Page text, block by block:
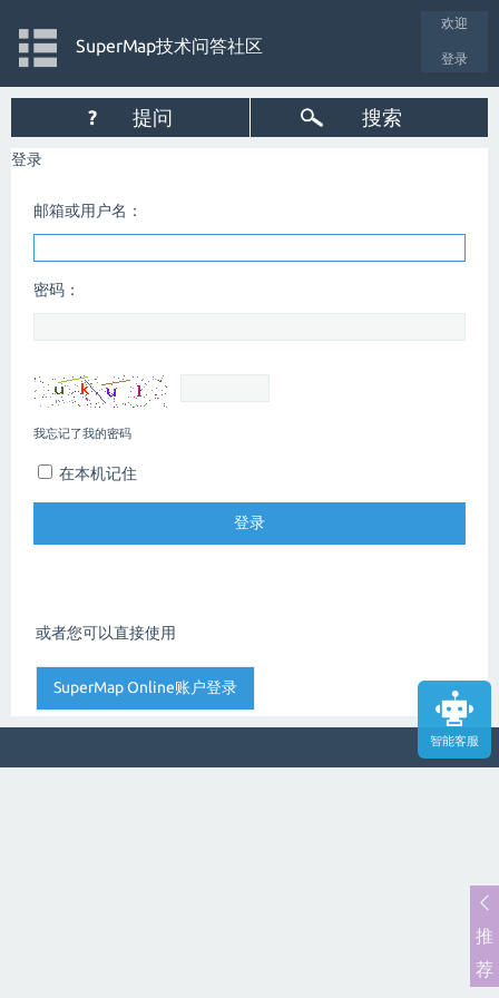
智能客服
欢迎
登录
SuperMap技术问答社区
? 提问 搜索
登录
邮箱或用户名：
密码：
我忘记了我的密码
在本机记住
或者您可以直接使用